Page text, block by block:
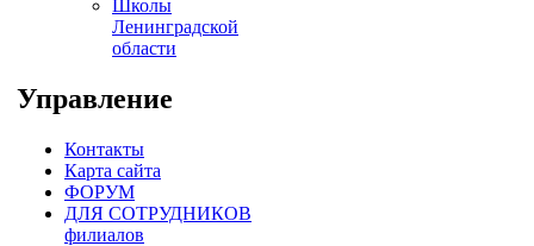
Школы
Ленинградской
области
Управление
Контакты
Карта сайта
ФОРУМ
ДЛЯ СОТРУДНИКОВ
филиалов